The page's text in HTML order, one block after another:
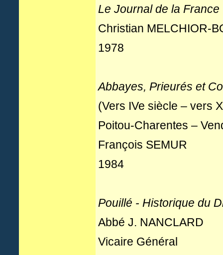
Le Journal de la France
Christian MELCHIOR-
1978
Abbayes, Prieurés et
(Vers IVe siècle – vers
Poitou-Charentes –
François SEMUR
1984
Pouillé - Historique du
Abbé J. NANCLARD
Vicaire Général